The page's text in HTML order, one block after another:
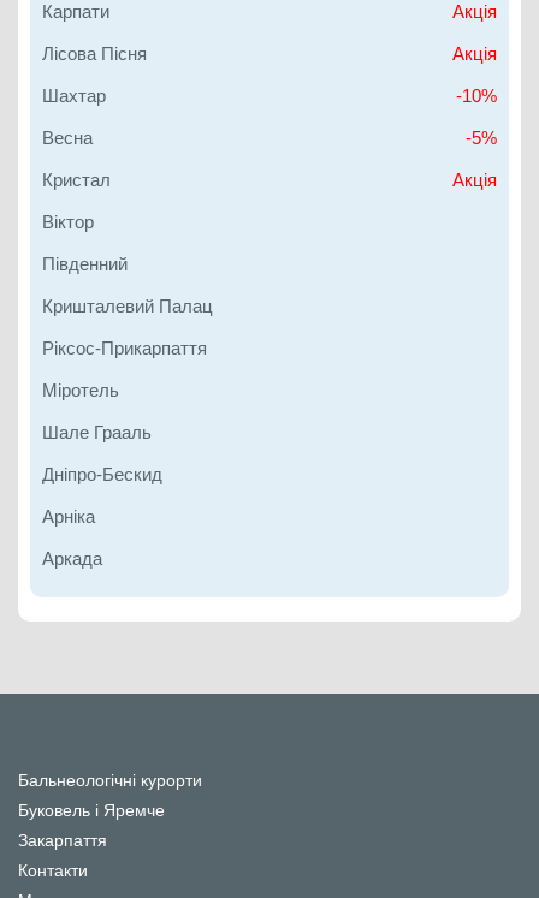
Карпати Акція
Лісова Пісня Акція
Шахтар -10%
Весна -5%
Кристал Акція
Віктор
Південний
Кришталевий Палац
Ріксос-Прикарпаття
Міротель
Шале Грааль
Дніпро-Бескид
Арніка
Аркада
Бальнеологічні курорти
Буковель і Яремче
Закарпаття
Контакти